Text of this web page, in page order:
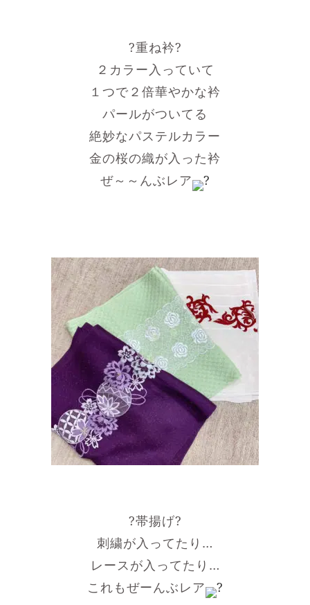
?重ね衿?
２カラー入っていて
１つで２倍華やかな衿
パールがついてる
絶妙なパステルカラー
金の桜の織が入った衿
ぜ～～んぶレア
?帯揚げ?
刺繍が入ってたり…
レースが入ってたり…
これもぜーんぶレア